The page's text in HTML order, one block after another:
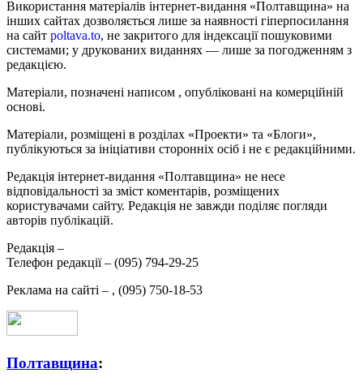
Використання матеріалів інтернет-видання «Полтавщина» на
інших сайтах дозволяється лише за наявності гіперпосилання
на сайт poltava.to, не закритого для індексації пошуковими
системами; у друкованих виданнях — лише за погодженням з
редакцією.
Матеріали, позначені написом , опубліковані на комерційній
основі.
Матеріали, розміщені в розділах «Проекти» та «Блоги»,
публікуються за ініціативи сторонніх осіб і не є редакційними.
Редакція інтернет-видання «Полтавщина» не несе
відповідальності за зміст коментарів, розміщених
користувачами сайту. Редакція не завжди поділяє погляди
авторів публікацій.
Редакція –
Телефон редакції – (095) 794-29-25
Реклама на сайті – , (095) 750-18-53
Полтавщина: